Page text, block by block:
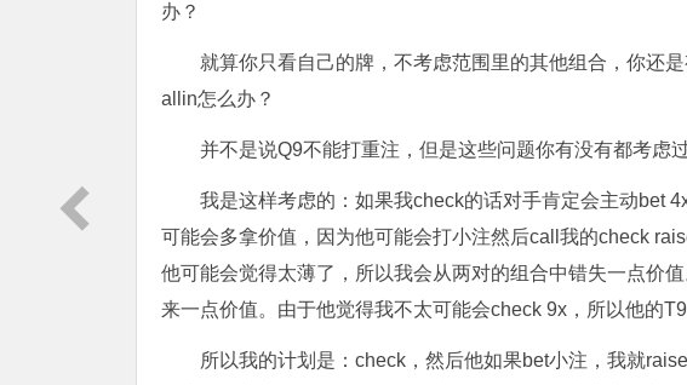
办？
就算你只看自己的牌，不考虑范围里的其他组合，你还
allin怎么办？
并不是说Q9不能打重注，但是这些问题你有没有都考虑
我是这样考虑的：如果我check的话对手肯定会主动bet
可能会多拿价值，因为他可能会打小注然后call我的check
他可能会觉得太薄了，所以我会从两对的组合中错失一点价
来一点价值。由于他觉得我不太可能会check 9x，所以他的
所以我的计划是：check，然后他如果bet小注，我就